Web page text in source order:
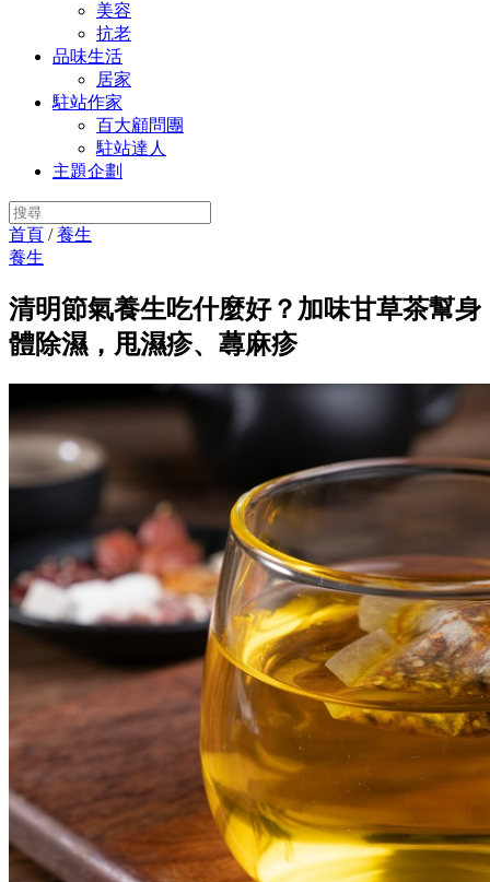
美容
抗老
品味生活
居家
駐站作家
百大顧問團
駐站達人
主題企劃
首頁 /養生
養生
清明節氣養生吃什麼好？加味甘草茶幫身
體除濕，甩濕疹、蕁麻疹